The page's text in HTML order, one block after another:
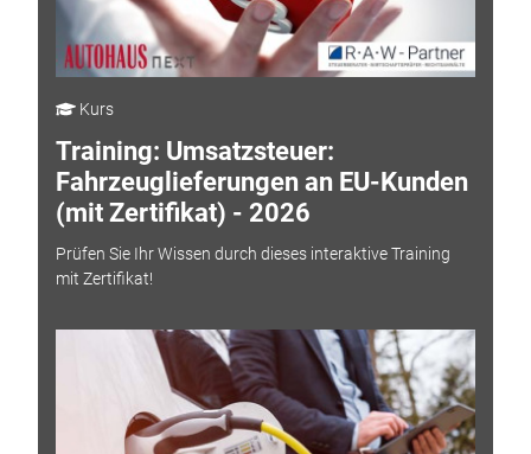
Kurs
Training: Umsatzsteuer:
Fahrzeuglieferungen an EU-Kunden
(mit Zertifikat) - 2026
Prüfen Sie Ihr Wissen durch dieses interaktive Training
mit Zertifikat!